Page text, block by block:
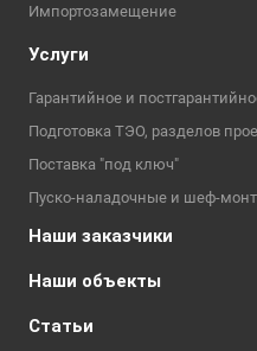
Импортозамещение
Услуги
Гарантийное и
Подготовка ТЭО, разделов
Поставка "под ключ"
Пуско-наладочные и шеф-
Наши заказчики
Наши объекты
Статьи